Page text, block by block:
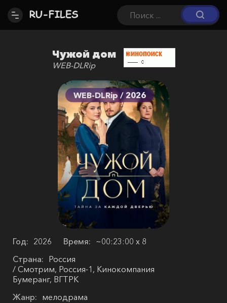
Чужой дом
WEB-DLRip
WEB-DLRip / 2026
Год: 2026 Время: ~00:23:00 х 8
Страна: Россия
/ Смотрим, Россия-1, Кинокомпания
Бумеранг, ВГТРК
Жанр: мелодрама